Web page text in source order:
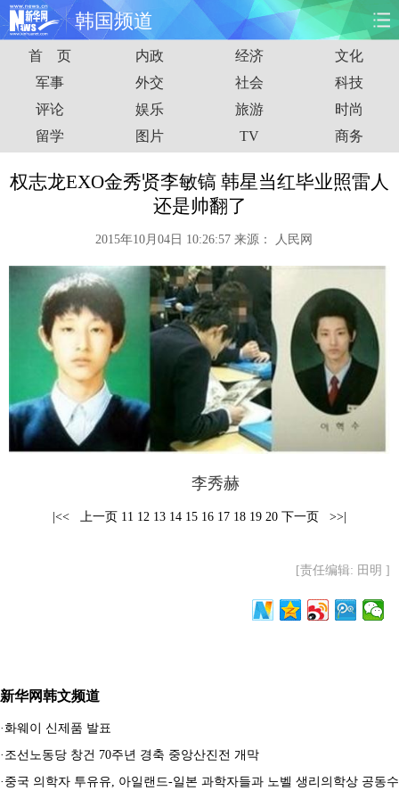
韩国频道
首页 时政 国际 财经
娱乐 体育 人事 教育
时尚 思客 地方 法治
台湾 华人
能源 房产
图片 视频 彩票 食品
旅游 健康 信息化 数据
金融 军事 无人机
富媒体 新华广播
新华电视英文
首 页 内政 经济
文化
军事
外交 社会
科技
评论
娱乐 旅游
时尚
留学
图片 TV 商务
权志龙EXO金秀贤李敏镐 韩星当红毕业照雷人
还是帅翻了
2015年10月04日 10:26:57 来源： 人民网
李秀赫
|<< 上一页 11 12 13 14 15 16 17 18 19 20 下一页 >>|
[责任编辑: 田明 ]
新华网韩文频道
· 화웨이 신제품 발표
· 조선노동당 창건 70주년 경축 중앙산진전 개막
· 중국 의학자 투유유, 아일랜드-일본 과학자들과 노벨 생리의학상 공동수